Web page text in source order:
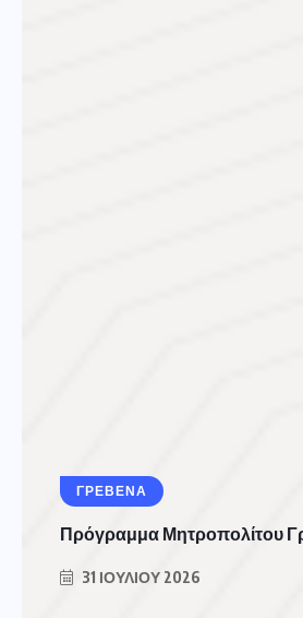
ΓΡΕΒΕΝΑ
Πρόγραμμα Μητροπολίτου
31 ΙΟΥΛΊΟΥ 2026